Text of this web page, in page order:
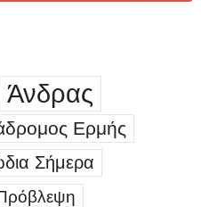
Άνδρας
Ερμής
Σήμερα